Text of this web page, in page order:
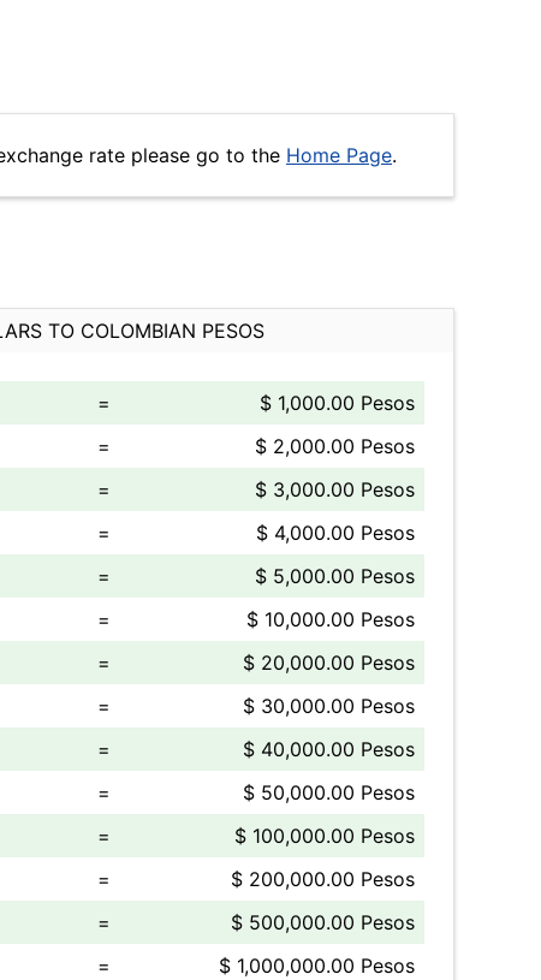
rate please go to the Home Page.
TO COLOMBIAN PESOS
=
$ 1,000.00 Pesos
=
$ 2,000.00 Pesos
=
$ 3,000.00 Pesos
=
$ 4,000.00 Pesos
=
$ 5,000.00 Pesos
=
$ 10,000.00 Pesos
=
$ 20,000.00 Pesos
=
$ 30,000.00 Pesos
=
$ 40,000.00 Pesos
=
$ 50,000.00 Pesos
=
$ 100,000.00 Pesos
=
$ 200,000.00 Pesos
=
$ 500,000.00 Pesos
= $ 1,000,000.00 Pesos